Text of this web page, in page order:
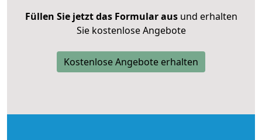
Füllen Sie jetzt das Formular ausund erhalten
Sie kostenlose Angebote
Kostenlose Angebote erhalten